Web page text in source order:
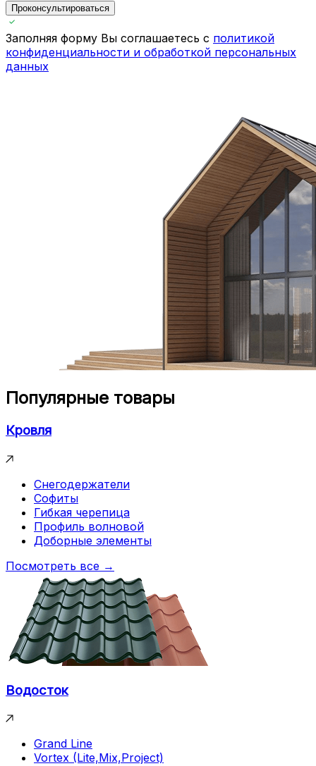
Проконсультироваться
Заполняя форму Вы соглашаетесь с политикой
конфиденциальности и обработкой персональных
данных
Популярные товары
Кровля
Снегодержатели
Софиты
Гибкая черепица
Профиль волновой
Доборные элементы
Посмотреть все →
Водосток
Grand Line
Vortex (Lite,Mix,Project)